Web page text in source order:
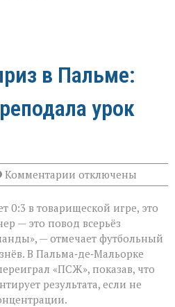
в Пальме:
урок
Комментарии к
записи
сюрприз
в
Пальме:
«Мальорка»
преподала
урок
«ПСЖ»
отключены
0:3 в товарищеской игре, это
— это повод всерьёз
— отмечает футбольный
В Пальма‑де‑Мальорке
«ПСЖ», показав, что
результата, если не